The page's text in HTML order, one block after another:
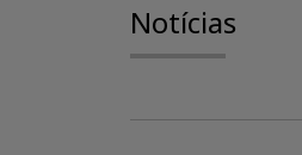
Notícias